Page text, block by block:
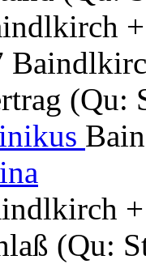
(Qu:
(Qu: